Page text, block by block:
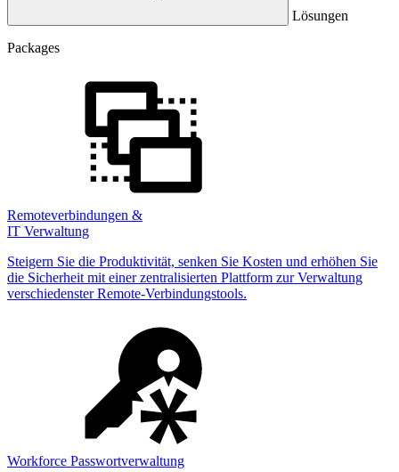
Lösungen
Packages
Remoteverbindungen &
IT Verwaltung
Steigern Sie die Produktivität, senken Sie Kosten und erhöhen Sie
die Sicherheit mit einer zentralisierten Plattform zur Verwaltung
verschiedenster Remote-Verbindungstools.
Workforce Passwortverwaltung